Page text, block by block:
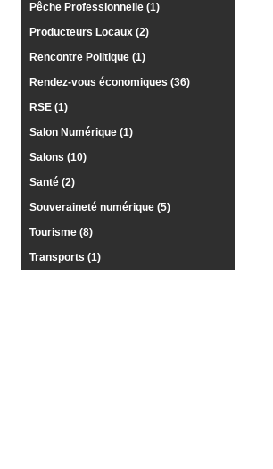
Pêche Professionnelle (1)
Producteurs Locaux (2)
Rencontre Politique (1)
Rendez-vous économiques (36)
RSE (1)
Salon Numérique (1)
Salons (10)
Santé (2)
Souveraineté numérique (5)
Tourisme (8)
Transports (1)